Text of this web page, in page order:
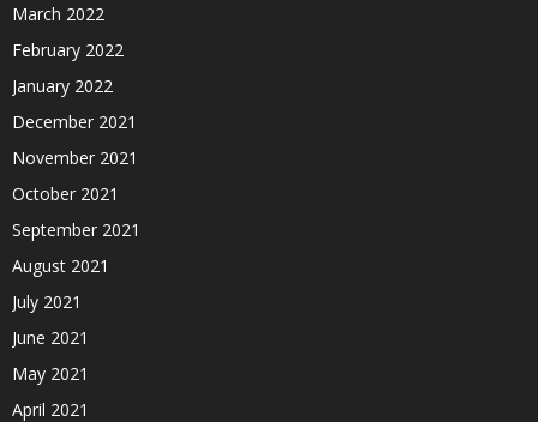
March 2022
February 2022
January 2022
December 2021
November 2021
October 2021
September 2021
August 2021
July 2021
June 2021
May 2021
April 2021